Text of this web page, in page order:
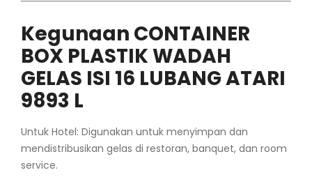
Kegunaan CONTAINER
BOX PLASTIK WADAH
GELAS ISI 16 LUBANG ATARI
9893 L
Untuk Hotel: Digunakan untuk menyimpan dan
mendistribusikan gelas di restoran, banquet, dan room
service.